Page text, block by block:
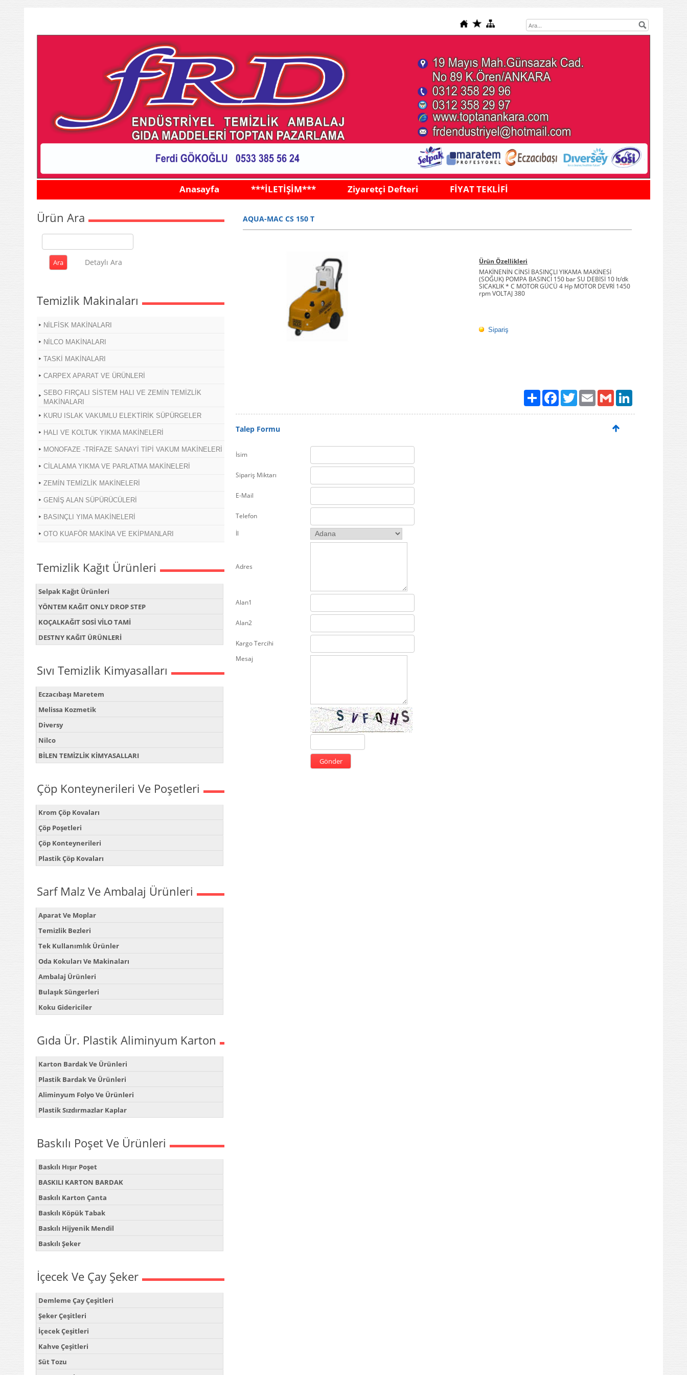
Anasayfa ***İLETİŞİM*** Ziyaretçi Defteri FİYAT TEKLİFİ
Ürün Ara
Detaylı Ara
Temizlik Makinaları
NİLFİSK MAKİNALARI
NİLCO MAKİNALARI
TASKİ MAKİNALARI
CARPEX APARAT VE ÜRÜNLERİ
SEBO FIRÇALI SİSTEM HALI VE ZEMİN TEMİZLİK
MAKİNALARI
KURU ISLAK VAKUMLU ELEKTİRİK SÜPÜRGELER
HALI VE KOLTUK YIKMA MAKİNELERİ
MONOFAZE -TRİFAZE SANAYİ TİPİ VAKUM MAKİNELERİ
CİLALAMA YIKMA VE PARLATMA MAKİNELERİ
ZEMİN TEMİZLİK MAKİNELERİ
GENİŞ ALAN SÜPÜRÜCÜLERİ
BASINÇLI YIMA MAKİNELERİ
OTO KUAFÖR MAKİNA VE EKİPMANLARI
Temizlik Kağıt Ürünleri
Selpak Kağıt Ürünleri
YÖNTEM KAĞIT ONLY DROP STEP
KOÇALKAĞIT SOSİ VİLO TAMİ
DESTNY KAĞIT ÜRÜNLERİ
Sıvı Temizlik Kimyasalları
Eczacıbaşı Maretem
Melissa Kozmetik
Diversy
Nilco
BİLEN TEMİZLİK KİMYASALLARI
Çöp Konteynerileri Ve Poşetleri
Krom Çöp Kovaları
Çöp Poşetleri
Çöp Konteynerileri
Plastik Çöp Kovaları
Sarf Malz Ve Ambalaj Ürünleri
Aparat Ve Moplar
Temizlik Bezleri
Tek Kullanımlık Ürünler
Oda Kokuları Ve Makinaları
Ambalaj Ürünleri
Bulaşık Süngerleri
Koku Gidericiler
Gıda Ür. Plastik Aliminyum Karton
Karton Bardak Ve Ürünleri
Plastik Bardak Ve Ürünleri
Aliminyum Folyo Ve Ürünleri
Plastik Sızdırmazlar Kaplar
Baskılı Poşet Ve Ürünleri
Baskılı Hışır Poşet
BASKILI KARTON BARDAK
Baskılı Karton Çanta
Baskılı Köpük Tabak
Baskılı Hijyenik Mendil
Baskılı Şeker
İçecek Ve Çay Şeker
Demleme Çay Çeşitleri
Şeker Çeşitleri
İçecek Çeşitleri
Kahve Çeşitleri
Süt Tozu
AQUA-MAC CS 150 T
Ürün Özellikleri
MAKİNENİN CİNSİ BASINÇLI YIKAMA MAKİNESİ
(SOĞUK) POMPA BASINCI 150 bar SU DEBİSİ 10 lt/dk
SICAKLIK * C MOTOR GÜCÜ 4 Hp MOTOR DEVRİ 1450
rpm VOLTAJ 380
Sipariş
Paylaş FacebookTwitter Email Gmail
Talep Formu
İsim
Sipariş Miktarı
E-Mail
Telefon
İl
Adres
Alan1
Alan2
Kargo Tercihi
Mesaj